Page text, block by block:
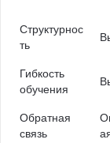
Структурнос
ть
Гибкость
обучения
Обратная
связь